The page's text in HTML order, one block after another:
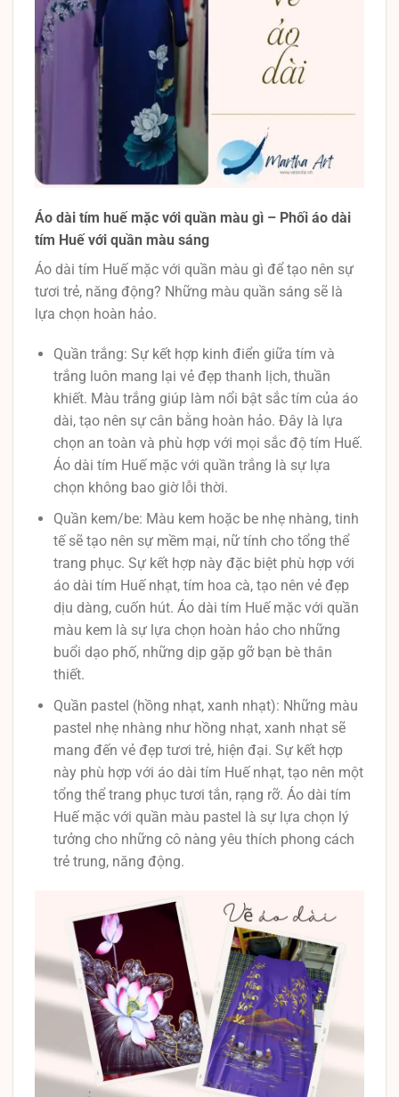
Áo dài tím huế mặc với quần màu gì – Phối áo dài
tím Huế với quần màu sáng
Áo dài tím Huế mặc với quần màu gì để tạo nên sự
tươi trẻ, năng động? Những màu quần sáng sẽ là
lựa chọn hoàn hảo.
Quần trắng: Sự kết hợp kinh điển giữa tím và
trắng luôn mang lại vẻ đẹp thanh lịch, thuần
khiết. Màu trắng giúp làm nổi bật sắc tím của áo
dài, tạo nên sự cân bằng hoàn hảo. Đây là lựa
chọn an toàn và phù hợp với mọi sắc độ tím Huế.
Áo dài tím Huế mặc với quần trắng là sự lựa
chọn không bao giờ lỗi thời.
Quần kem/be: Màu kem hoặc be nhẹ nhàng, tinh
tế sẽ tạo nên sự mềm mại, nữ tính cho tổng thể
trang phục. Sự kết hợp này đặc biệt phù hợp với
áo dài tím Huế nhạt, tím hoa cà, tạo nên vẻ đẹp
dịu dàng, cuốn hút. Áo dài tím Huế mặc với quần
màu kem là sự lựa chọn hoàn hảo cho những
buổi dạo phố, những dịp gặp gỡ bạn bè thân
thiết.
Quần pastel (hồng nhạt, xanh nhạt): Những màu
pastel nhẹ nhàng như hồng nhạt, xanh nhạt sẽ
mang đến vẻ đẹp tươi trẻ, hiện đại. Sự kết hợp
này phù hợp với áo dài tím Huế nhạt, tạo nên một
tổng thể trang phục tươi tắn, rạng rỡ. Áo dài tím
Huế mặc với quần màu pastel là sự lựa chọn lý
tưởng cho những cô nàng yêu thích phong cách
trẻ trung, năng động.